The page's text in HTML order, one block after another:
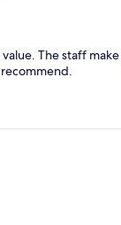
The staff make